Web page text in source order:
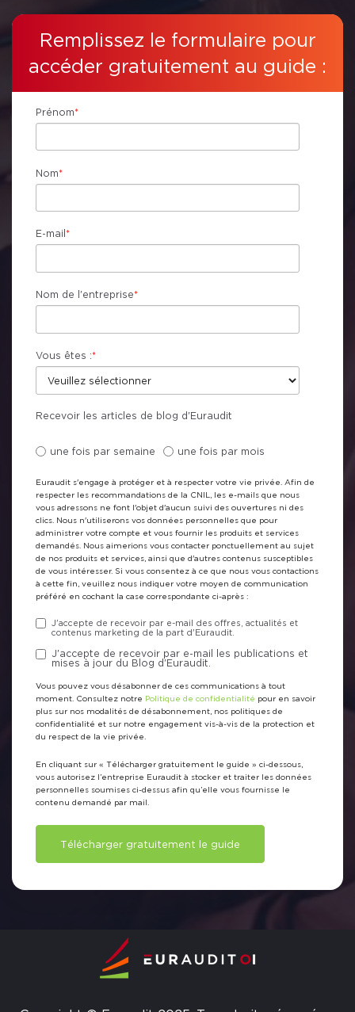
Remplissez le formulaire pour
accéder gratuitement au guide :
Prénom*
Nom*
E-mail *
Nom de l'entreprise*
Vous êtes :*
Recevoir les articles de blog d'Euraudit
une fois par semaine une fois par mois
Euraudit s'engage à protéger et à respecter votre vie privée. Afin de
respecter les recommandations de la CNIL, les e-mails que nous
vous adressons ne font l'objet d'aucun suivi des ouvertures ni des
clics. Nous n'utiliserons vos données personnelles que pour
administrer votre compte et vous fournir les produits et services
demandés. Nous aimerions vous contacter ponctuellement au sujet
de nos produits et services, ainsi que d'autres contenus susceptibles
de vous intéresser. Si vous consentez à ce que nous vous contactions
à cette fin, veuillez nous indiquer votre moyen de communication
préféré en cochant la case correspondante ci-après :
J'accepte de recevoir par e-mail des offres, actualités et
contenus marketing de la part d'Euraudit.
J'accepte de recevoir par e-mail les publications et
mises à jour du Blog d'Euraudit.
Vous pouvez vous désabonner de ces communications à tout
moment. Consultez notre Politique de confidentialité pour en savoir
plus sur nos modalités de désabonnement, nos politiques de
confidentialité et sur notre engagement vis-à-vis de la protection et
du respect de la vie privée.
En cliquant sur « Télécharger gratuitement le guide » ci-dessous,
vous autorisez l’entreprise Euraudit à stocker et traiter les données
personnelles soumises ci-dessus afin qu’elle vous fournisse le
contenu demandé par mail.